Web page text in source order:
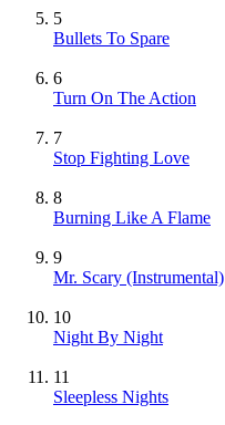
5
Bullets To Spare
6
Turn On The Action
7
Stop Fighting Love
8
Burning Like A Flame
9
Mr. Scary (Instrumental)
10
Night By Night
11
Sleepless Nights